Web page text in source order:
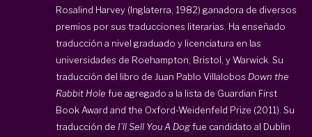
Rosalind Harvey (Inglaterra, 1982) ganadora de diversos
premios por sus traducciones literarias. Ha enseñado
traducción a nivel graduado y licenciatura en las
universidades de Roehampton, Bristol, y Warwick. Su
traducción del libro de Juan Pablo Villalobos Down the
Rabbit Hole fue agregado a la lista de Guardian First
Book Award and the Oxford-Weidenfeld Prize (2011). Su
traducción de I’ll Sell You A Dogfue candidato al Dublin